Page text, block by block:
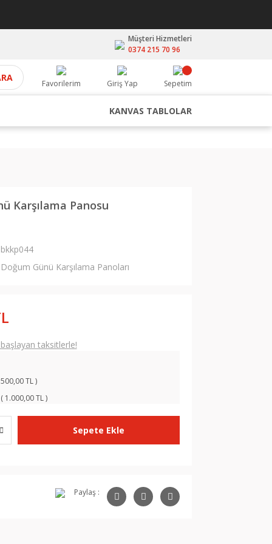
Müşteri Hizmetleri
0374 215 70 96
Favorilerim Giriş Yap Sepetim
KANVAS TABLOLAR
Karşılama Panosu
bkkp044
Doğum Günü Karşılama Panoları
taksitlerle!
TL )
1.000,00 TL )
Sepete Ekle
Paylaş :